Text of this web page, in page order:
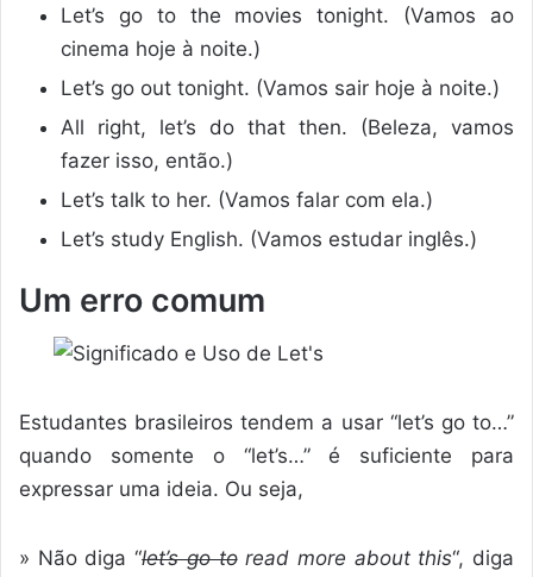
Let’s go to the movies tonight. (Vamos ao
cinema hoje à noite.)
Let’s go out tonight. (Vamos sair hoje à noite.)
All right, let’s do that then. (Beleza, vamos
fazer isso, então.)
Let’s talk to her. (Vamos falar com ela.)
Let’s study English. (Vamos estudar inglês.)
Um erro comum
Estudantes brasileiros tendem a usar “let’s go to…”
quando somente o “let’s…” é suficiente para
expressar uma ideia. Ou seja,
» Não diga “let’s go toread more about this“, diga